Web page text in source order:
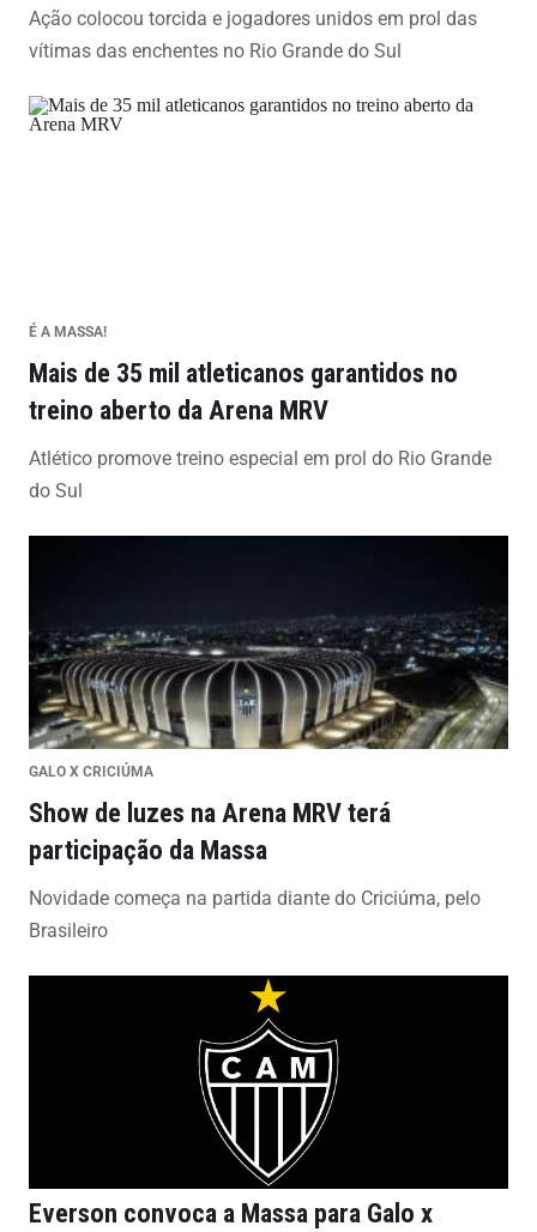
Ação colocou torcida e jogadores unidos em prol das
vítimas das enchentes no Rio Grande do Sul
É A MASSA!
Mais de 35 mil atleticanos garantidos no
treino aberto da Arena MRV
Atlético promove treino especial em prol do Rio Grande
do Sul
GALO X CRICIÚMA
Show de luzes na Arena MRV terá
participação da Massa
Novidade começa na partida diante do Criciúma, pelo
Brasileiro
Everson convoca a Massa para Galo x